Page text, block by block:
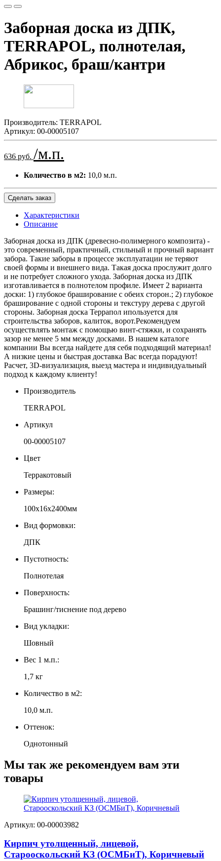
Заборная доска из ДПК,
TERRAPOL, полнотелая,
Абрикос, браш/кантри
Производитель: TERRAPOL
Артикул: 00-00005107
636 руб. /м.п.
Количество в м2: 10,0 м.п.
Сделать заказ
Характеристики
Описание
Заборная доска из ДПК (древесно-полимерного композита) -
это современный, практичный, стильный и прочный вариант
забора. Такие заборы в процессе эксплуатации не теряют
своей формы и внешнего вида. Такая доска прослужит долго
и не потребует сложного ухода. Заборная доска из ДПК
изготавливается в полнотелом профиле. Имеет 2 варианта
доски: 1) глубокое браширование с обеих сторон.; 2) глубокое
браширование с одной стороны и текстуру дерева с другой
стороны. Заборная доска Террапол ипользуется для
строительства заборов, калиток, ворот.Рекомендуем
осуществлять монтаж с помощью винт-стяжки, и сохранять
зазор не менее 5 мм между досками. В нашем каталоге
компании Вы всегда найдете для себя подходящий материал!
А низкие цены и быстрая доставка Вас всегда порадуют!
Расчет, 3D-визуализация, выезд мастера и индивидуальный
подход к каждому клиенту!
Производитель
TERRAPOL
Артикул
00-00005107
Цвет
Терракотовый
Размеры:
100х16х2400мм
Вид формовки:
ДПК
Пустотность:
Полнотелая
Поверхность:
Брашинг/тиснение под дерево
Вид укладки:
Шовный
Вес 1 м.п.:
1,7 кг
Количество в м2:
10,0 м.п.
Оттенок:
Однотонный
Мы так же рекомендуем вам эти
товары
Артикул: 00-00003982
Кирпич утолщенный, лицевой,
Старооскольский КЗ (ОСМБиТ), Коричневый